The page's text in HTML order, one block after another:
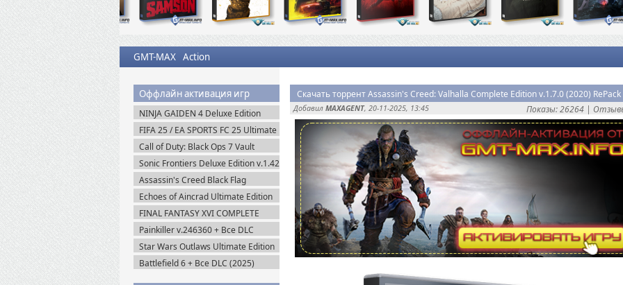
GMT-MAX Action
Оффлайн активация игр
NINJA GAIDEN 4 Deluxe Edition
v.1.0.4.0 (2025) Portable
FIFA 25 / EA SPORTS FC 25 Ultimate
Edition (2024) EA-Rip
Call of Duty: Black Ops 7 Vault
Edition (2025) Steam-Rip
Sonic Frontiers Deluxe Edition v.1.42
+ Все DLC (2022) Пиратка
Assassin's Creed Black Flag
Resynced (2026) Uplay-Rip
Echoes of Aincrad Ultimate Edition
(2026) Steam-Rip
FINAL FANTASY XVI COMPLETE
EDITION v.1.03 (2024) Пиратка
Painkiller v.246360 + Все DLC
(2025) Portable
Star Wars Outlaws Ultimate Edition
(2024) Uplay-Rip
Battlefield 6 + Все DLC (2025)
Скачать торрент Assassin's Creed: Valhalla Complete Edition v.1.7.0 (2020) RePack
Показы: 26264 |
Добавил MAXAGENT, 20-11-2025, 13:45